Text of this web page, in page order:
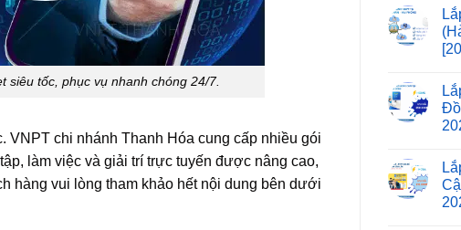
siêu tốc, phục vụ nhanh chóng 24/7.
chi nhánh Thanh Hóa cung cấp nhiều gói
làm việc và giải trí trực tuyến được nâng cao,
hàng vui lòng tham khảo hết nội dung bên dưới